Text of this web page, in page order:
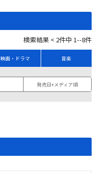
検索結果 < 2件中 1--8件
映画・ドラマ 音楽
発売日+メディア順